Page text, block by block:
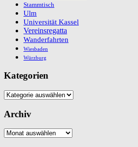
Stammtisch
Ulm
Universität Kassel
Vereinsregatta
Wanderfahrten
Wiesbaden
Würzburg
Kategorien
Kategorien
Archiv
Archiv